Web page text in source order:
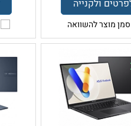
ולקנייה
סמן מוצר להשוואה